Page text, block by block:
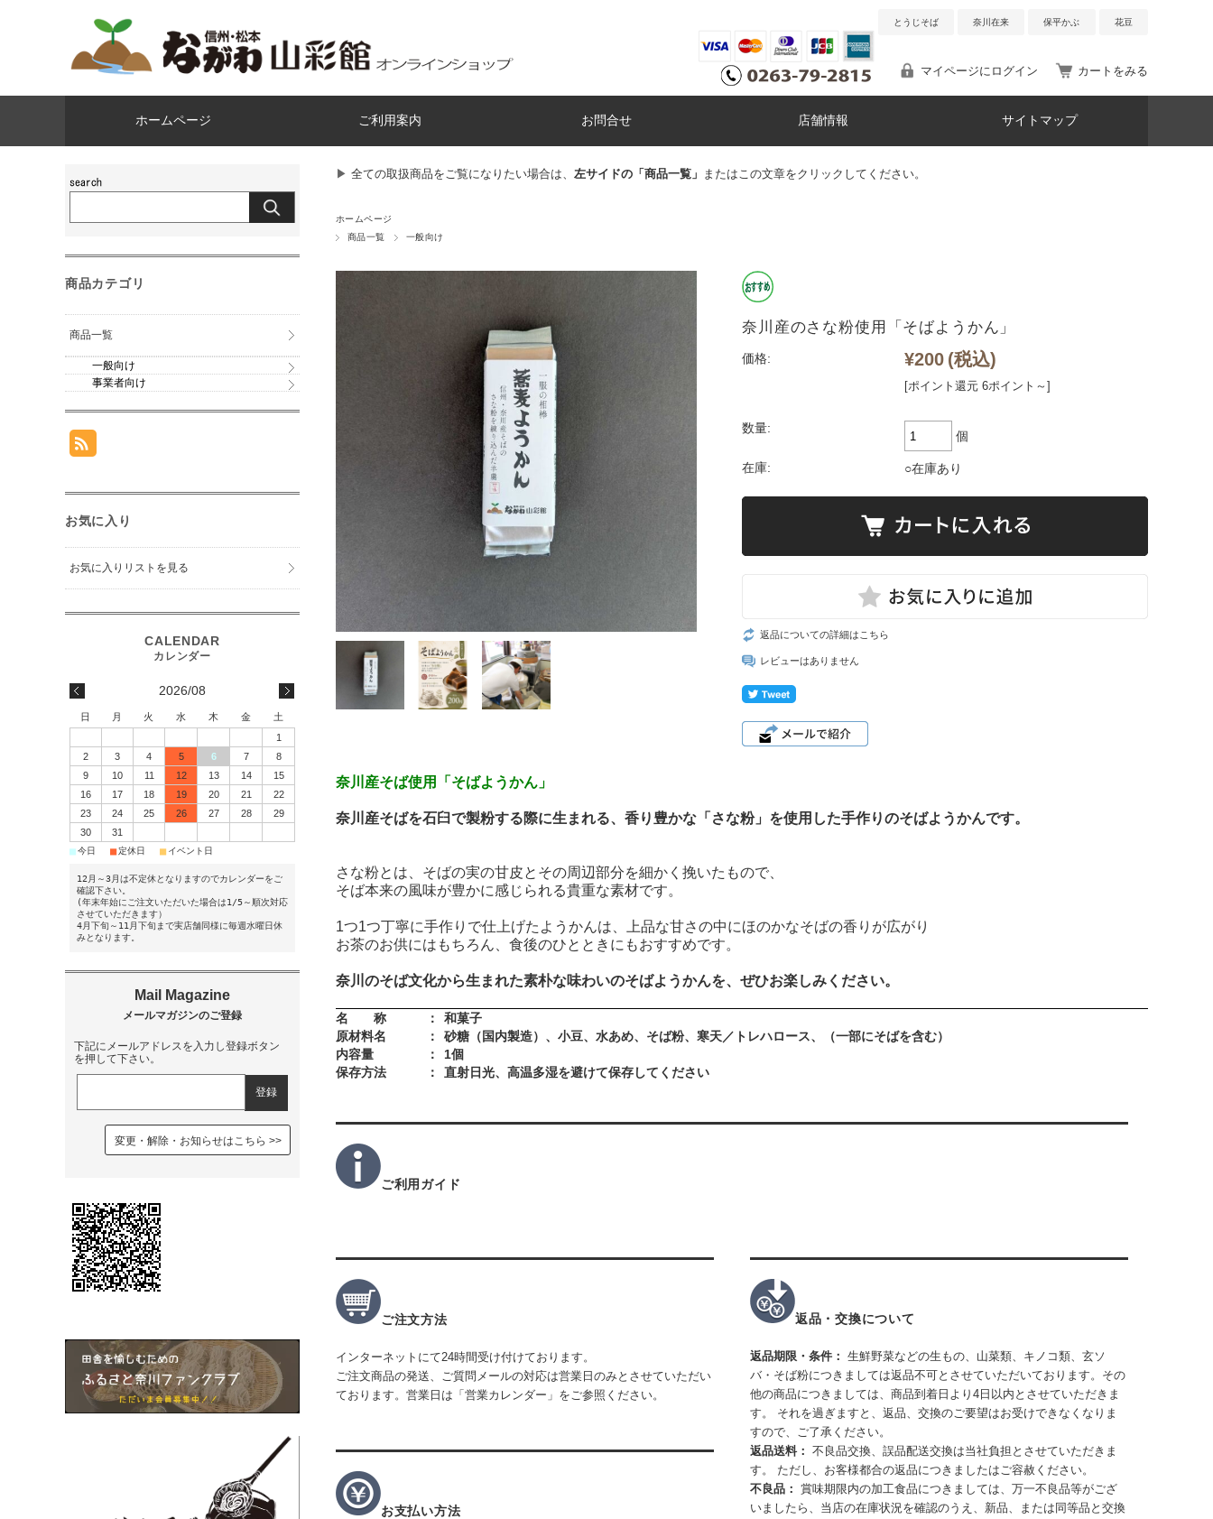
とうじそば 奈川在来 保平かぶ 花豆
マイページにログイン カートをみる
ホームページ ご利用案内 お問合せ 店舗情報 サイトマップ
▶︎ 全ての取扱商品をご覧になりたい場合は、 左サイドの「商品一覧」 またはこの文章をクリックしてください。
ホームページ
商品一覧
一般向け
奈川産のさな粉使用「そばようかん」
価格: ¥200 (税込)
[ポイント還元 6ポイント～]
数量:
個
在庫: ○在庫あり
返品についての詳細はこちら
レビューはありません
奈川産そば使用「そばようかん」
奈川産そばを石臼で製粉する際に生まれる、香り豊かな「さな粉」を使用した手作りのそばようかんです。
さな粉とは、そばの実の甘皮とその周辺部分を細かく挽いたもので、
そば本来の風味が豊かに感じられる貴重な素材です。
1つ1つ丁寧に手作りで仕上げたようかんは、上品な甘さの中にほのかなそばの香りが広がり
お茶のお供にはもちろん、食後のひとときにもおすすめです。
奈川のそば文化から生まれた素朴な味わいのそばようかんを、ぜひお楽しみください。
名 称 ：
和菓子
原材料名
：
砂糖（国内製造）、小豆、水あめ、そば粉、寒天／トレハロース、（一部にそばを含む）
内容量
：
1個
保存方法
： 直射日光、高温多湿を避けて保存してください
ご利用ガイド
ご注文方法
インターネットにて24時間受け付けております。
ご注文商品の発送、ご質問メールの対応は営業日のみとさせていただい
ております。営業日は「営業カレンダー」をご参照ください。
お支払い方法
返品・交換について
返品期限・条件： 生鮮野菜などの生もの、山菜類、キノコ類、玄ソ
バ・そば粉につきましては返品不可とさせていただいております。 その
他の商品につきましては、商品到着日より4日以内とさせていただきま
す。 それを過ぎますと、返品、交換のご要望はお受けできなくなりま
すので、ご了承ください。
返品送料： 不良品交換、誤品配送交換は当社負担とさせていただきま
す。 ただし、お客様都合の返品につきましたはご容赦ください。
不良品： 賞味期限内の加工食品につきましては、万一不良品等がござ
いましたら、当店の在庫状況を確認のうえ、新品、または同等品と交換
商品カテゴリ
商品一覧
一般向け
事業者向け
お気に入り
お気に入りリストを見る
2026/08
日 月 火 水 木 金
土
1
2
3 4 5 6 7
8
9
10 11 12 13 14
15
16
17 18 19 20 21
22
23
24 25 26 27 28
29
30
31
■今日 ■定休日 ■ イベント日
12月～3月は不定休となりますのでカレンダーをご
確認下さい。
(年末年始にご注文いただいた場合は1/5～順次対応
させていただきます）
4月下旬～11月下旬まで実店舗同様に毎週水曜日休
みとなります。
下記にメールアドレスを入力し登録ボタン
を押して下さい。
変更・解除・お知らせはこちら